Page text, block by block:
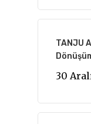
TANJU
30